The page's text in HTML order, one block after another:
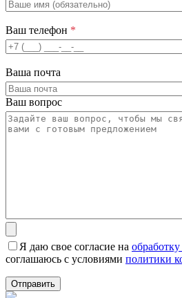
Ваш телефон *
Ваша почта
Ваш вопрос
Я даю свое согласие на
соглашаюсь с условиями политики